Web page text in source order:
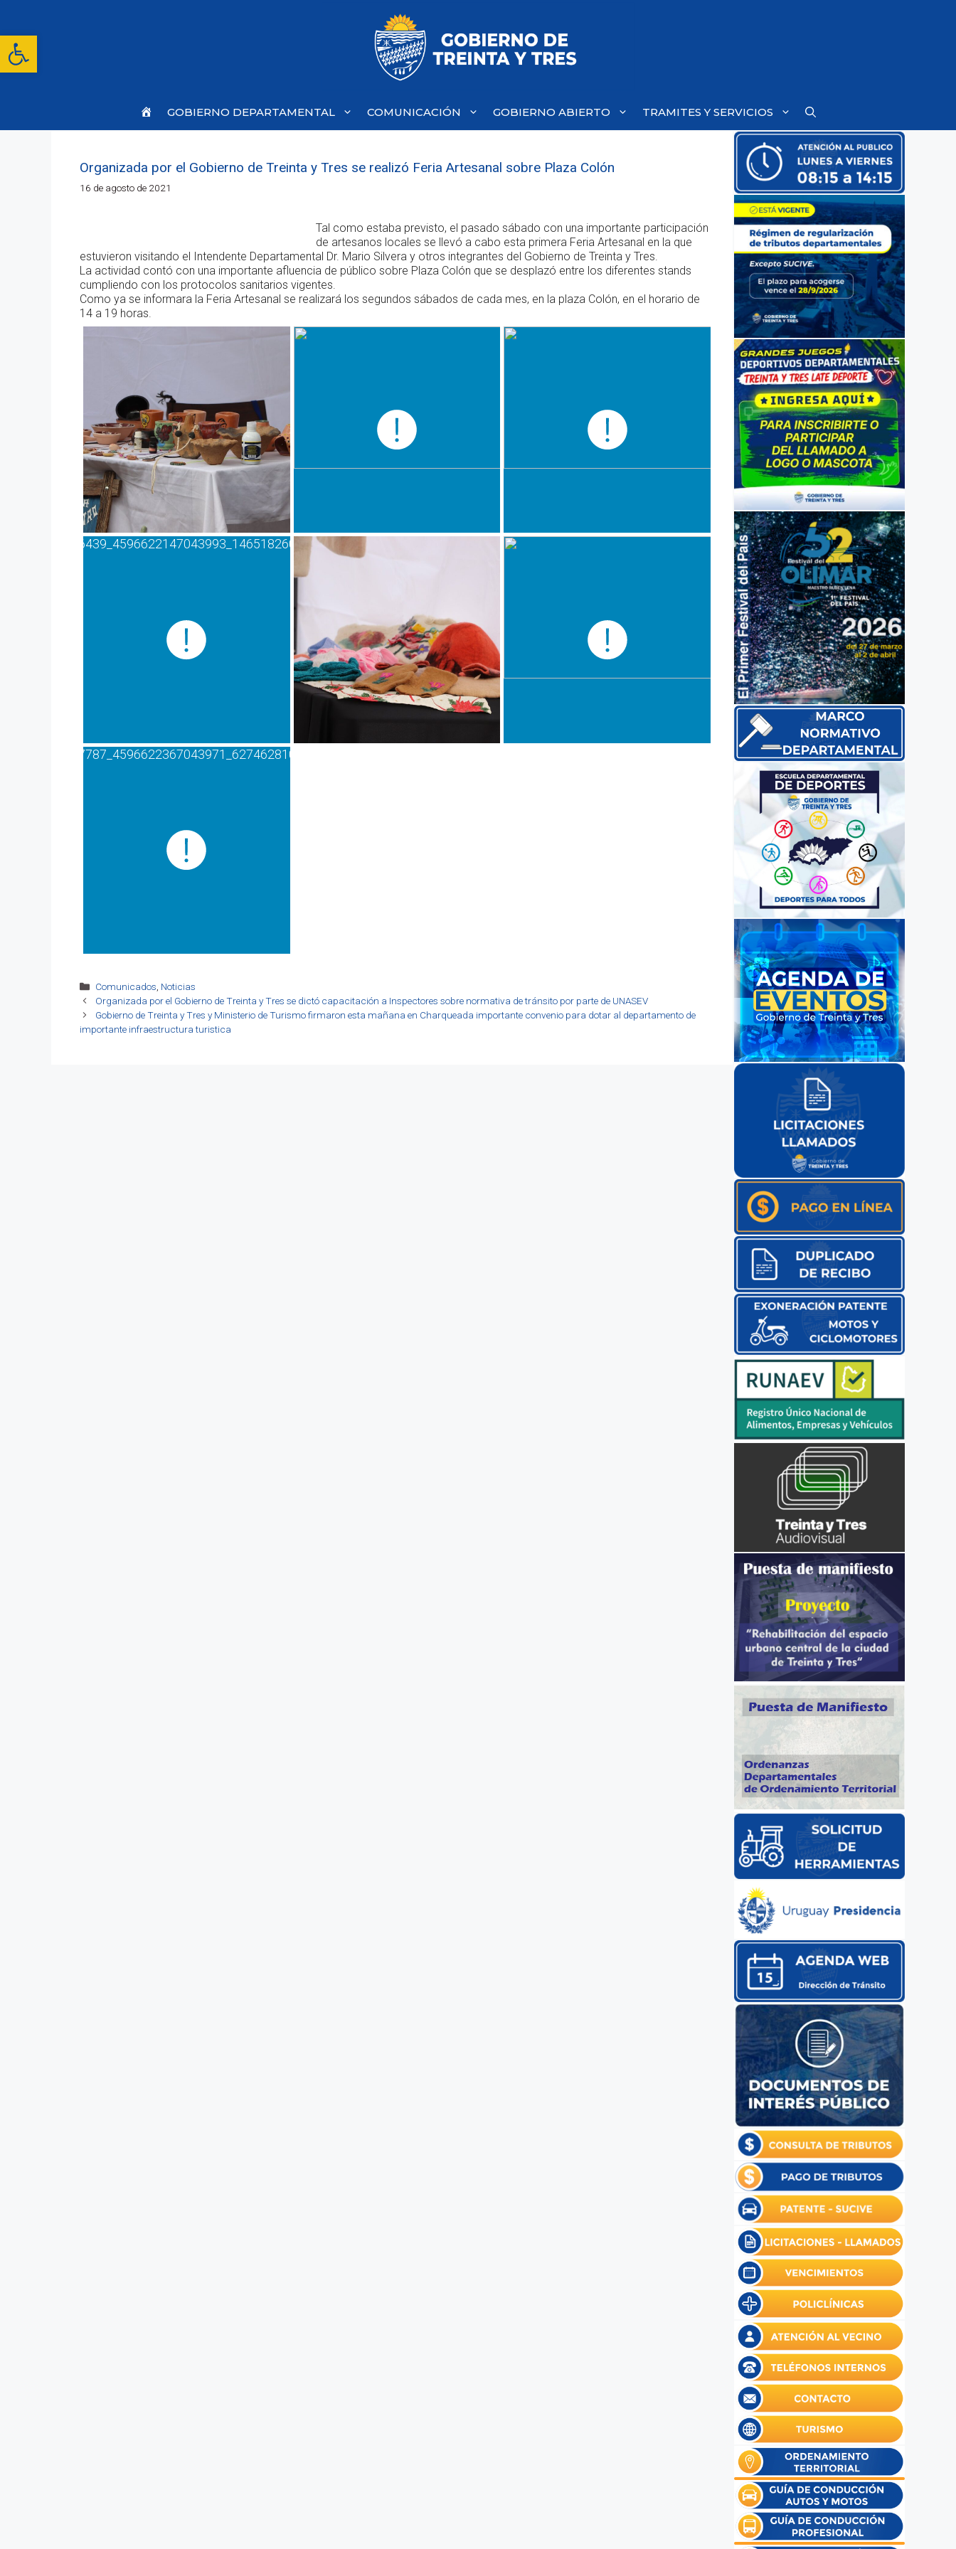
Abrir barra de herramientas
contenido
Inicio
GOBIERNO DEPARTAMENTAL COMUNICACIÓN GOBIERNO ABIERTO TRAMITES Y SERVICIOS
Organizada por el Gobierno de Treinta y Tres se realizó Feria Artesanal sobre Plaza Colón
16 de agosto de 2021
Tal como estaba previsto, el pasado sábado con una importante participación
de artesanos locales se llevó a cabo esta primera Feria Artesanal en la que
estuvieron visitando el Intendente Departamental Dr. Mario Silvera y otros integrantes del Gobierno de Treinta y Tres.
La actividad contó con una importante afluencia de público sobre Plaza Colón que se desplazó entre los diferentes stands
cumpliendo con los protocolos sanitarios vigentes.
Como ya se informara la Feria Artesanal se realizará los segundos sábados de cada mes, en la plaza Colón, en el horario de
14 a 19 horas.
Categorías
Comunicados Noticias
Organizada por el Gobierno de Treinta y Tres se dictó capacitación a Inspectores sobre normativa de tránsito por parte de UNASEV
Gobierno de Treinta y Tres y Ministerio de Turismo firmaron esta mañana en Charqueada importante convenio para dotar al departamento de
importante infraestructura turistica